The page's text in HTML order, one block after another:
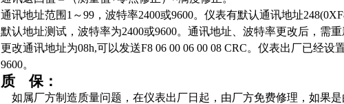
通讯地址范围1～99，波特率2400或9600。仪表有默认通讯地址
默认地址测试，波特率为2400或9600。通讯地址、波特率更改后，需重
更改通讯地址为08h,可以发送F8 06 00 06 00 08 CRC。 仪表出厂已经设
9600。
质 保：
如属厂方制造质量问题，在仪表出厂日起，由厂方免费修理，如果